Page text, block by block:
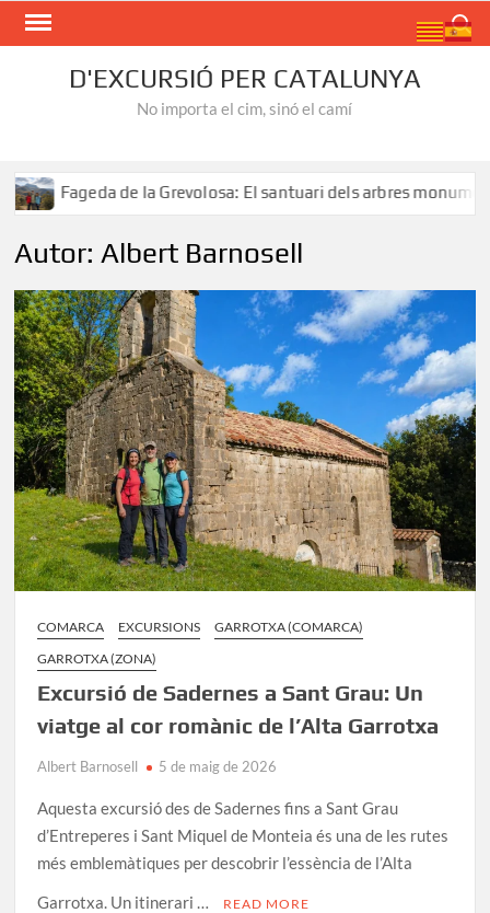
Skip
D'EXCURSIÓ PER CATALUNYA
No importa el cim, sinó el camí
El santuari dels arbres monumentals Ruta al
Autor:Albert Barnosell
COMARCA EXCURSIONS
GARROTXA (COMARCA)
GARROTXA (ZONA)
Excursió de Sadernes a Sant Grau: Un
viatge al cor romànic de l’Alta Garrotxa
Albert Barnosell 5 de maig de 2026
Aquesta excursió des de Sadernes fins a Sant Grau
d’Entreperes i Sant Miquel de Monteia és una de les rutes
més emblemàtiques per descobrir l’essència de l’Alta
Garrotxa. Un itinerari …
READ MORE